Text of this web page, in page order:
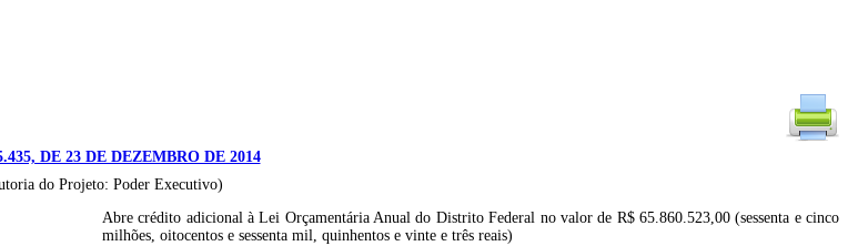
DE 23 DE DEZEMBRO DE 2014
do Projeto: Poder Executivo)
Abre crédito adicional à Lei Orçamentária Anual do Distrito Federal no valor de R$ 65.860.523,00 (sessenta e cinco
milhões, oitocentos e sessenta mil, quinhentos e vinte e três reais)